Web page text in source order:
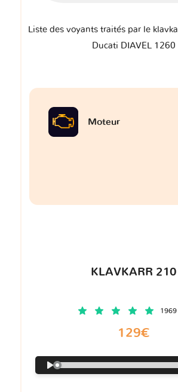
Liste des voyants traités par le
Ducati DIAVEL 1260
Moteur
KLAVKARR 210
1969
129€